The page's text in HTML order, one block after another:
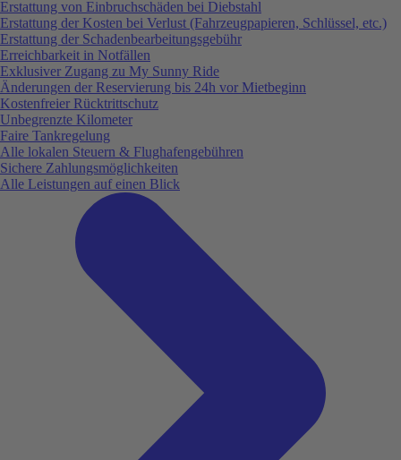
Erstattung von Einbruchschäden bei Diebstahl
Erstattung der Kosten bei Verlust (Fahrzeugpapieren, Schlüssel, etc.)
Erstattung der Schadenbearbeitungsgebühr
Erreichbarkeit in Notfällen
Exklusiver Zugang zu My Sunny Ride
Änderungen der Reservierung bis 24h vor Mietbeginn
Kostenfreier Rücktrittschutz
Unbegrenzte Kilometer
Faire Tankregelung
Alle lokalen Steuern & Flughafengebühren
Sichere Zahlungsmöglichkeiten
Alle Leistungen auf einen Blick